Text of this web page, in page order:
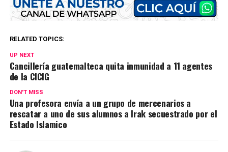
RELATED TOPICS:
UP NEXT
Cancillería guatemalteca quita inmunidad a 11 agentes
de la CICIG
DON'T MISS
Una profesora envía a un grupo de mercenarios a
rescatar a uno de sus alumnos a Irak secuestrado por el
Estado Islamico